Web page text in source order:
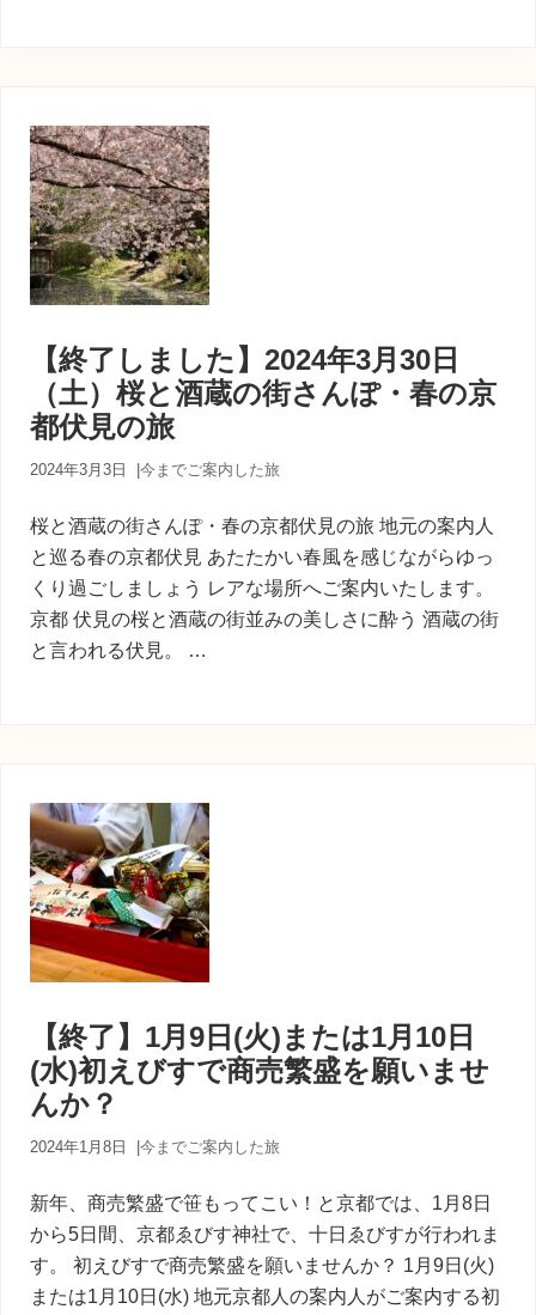
【終了しました】2024年3月30日
（土）桜と酒蔵の街さんぽ・春の京
都伏見の旅
2024年3月3日 今までご案内した旅
桜と酒蔵の街さんぽ・春の京都伏見の旅 地元の案内人
と巡る春の京都伏見 あたたかい春風を感じながらゆっ
くり過ごしましょう レアな場所へご案内いたします。
京都 伏見の桜と酒蔵の街並みの美しさに酔う 酒蔵の街
と言われる伏見。 …
【終了】1月9日(火)または1月10日
(水)初えびすで商売繁盛を願いませ
んか？
2024年1月8日 今までご案内した旅
新年、商売繁盛で笹もってこい！と京都では、1月8日
から5日間、京都ゑびす神社で、十日ゑびすが行われま
す。 初えびすで商売繁盛を願いませんか？ 1月9日(火)
または1月10日(水) 地元京都人の案内人がご案内する初